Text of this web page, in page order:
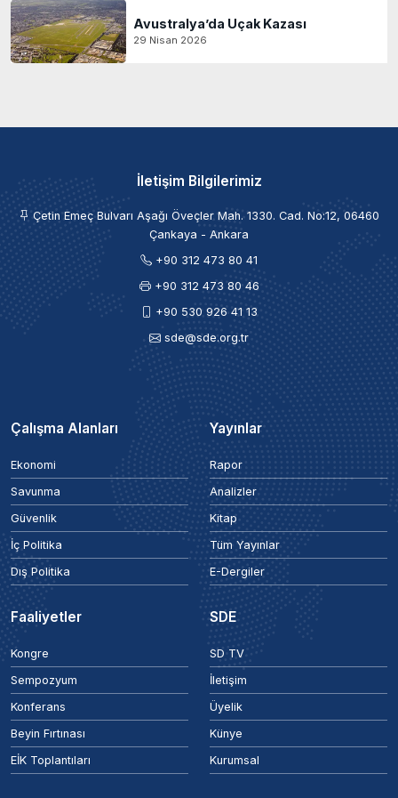
Avustralya’da Uçak Kazası
29 Nisan 2026
İletişim Bilgilerimiz
Çetin Emeç Bulvarı Aşağı Öveçler Mah. 1330. Cad. No:12, 06460
Çankaya - Ankara
+90 312 473 80 41
+90 312 473 80 46
+90 530 926 41 13
sde@sde.org.tr
Çalışma Alanları
Ekonomi
Savunma
Güvenlik
İç Politika
Dış Politika
Yayınlar
Rapor
Analizler
Kitap
Tüm Yayınlar
E-Dergiler
Faaliyetler
Kongre
Sempozyum
Konferans
Beyin Fırtınası
EİK Toplantıları
SDE
SD TV
İletişim
Üyelik
Künye
Kurumsal